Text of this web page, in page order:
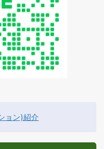
ョン)紹介